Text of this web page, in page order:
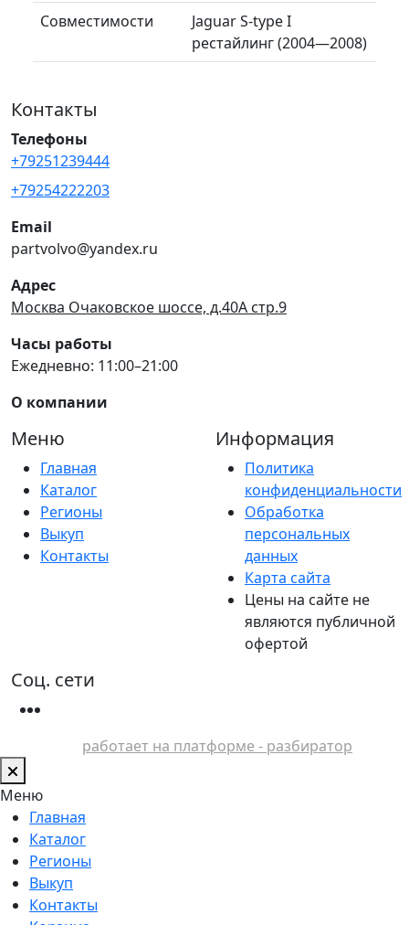
Совместимости
Jaguar S-type I
рестайлинг (2004—2008)
Контакты
Телефоны
+79251239444
+79254222203
Email
partvolvo@yandex.ru
Адрес
Москва Очаковское шоссе, д.40А стр.9
Часы работы
Ежедневно: 11:00–21:00
О компании
Меню
Главная
Каталог
Регионы
Выкуп
Контакты
Информация
Политика
конфиденциальности
Обработка
персональных
данных
Карта сайта
Цены на сайте не
являются публичной
офертой
Соц. сети
работает на платформе - разбиратор
Меню
Главная
Каталог
Регионы
Выкуп
Контакты